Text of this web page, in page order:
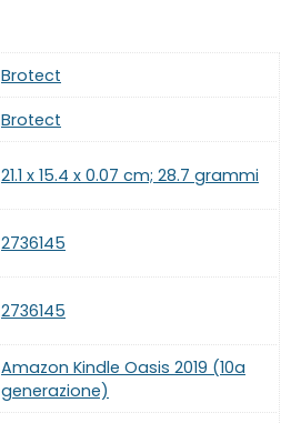
‎Brotect
‎Brotect
‎21.1 x 15.4 x 0.07 cm; 28.7 grammi
‎2736145
‎2736145
‎Amazon Kindle Oasis 2019 (10a
generazione)